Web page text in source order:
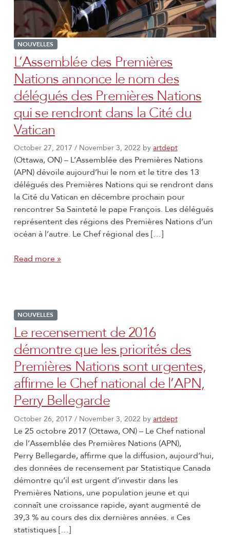
NOUVELLES
L’Assemblée des Premières
Nations annonce le nom des
délégués des Premières Nations
qui se rendront dans la Cité du
Vatican
October 27, 2017 / November 3, 2022 by artdept
(Ottawa, ON) – L’Assemblée des Premières Nations
(APN) dévoile aujourd’hui le nom et le titre des 13
délégués des Premières Nations qui se rendront dans
la Cité du Vatican en décembre prochain pour
rencontrer Sa Sainteté le pape François. Les délégués
représentent des régions des Premières Nations d’un
océan à l’autre. Le Chef régional des […]
Read more »
NOUVELLES
Le recensement de 2016
démontre que les priorités des
Premières Nations sont urgentes,
affirme le Chef national de l’APN,
Perry Bellegarde
October 26, 2017 / November 3, 2022 by artdept
Le 25 octobre 2017 (Ottawa, ON) – Le Chef national
de l’Assemblée des Premières Nations (APN),
Perry Bellegarde, affirme que la diffusion, aujourd’hui,
des données de recensement par Statistique Canada
démontre qu’il est urgent d’investir dans les
Premières Nations, une population jeune et qui
connaît une croissance rapide, ayant augmenté de
39,3 % au cours des dix dernières années. « Ces
statistiques […]